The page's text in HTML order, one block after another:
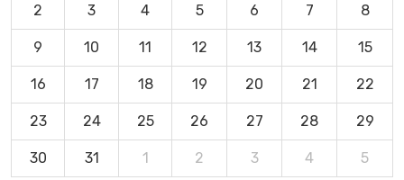
2 3 4 5 6 7 8
9 10 11 12 13 14 15
16 17 18 19 20 21 22
23 24 25 26 27 28 29
30 31 1 2 3 4 5